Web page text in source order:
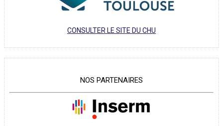
CONSULTER LE SITE DU CHU
NOS PARTENAIRES